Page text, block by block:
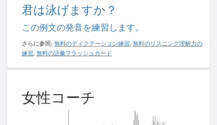
君は泳げますか？
この例文の発音を練習します。
さらに参照: 無料のディクテーション練習, 無料のリスニング理解力の
練習, 無料の語彙フラッシュカード
女性コーチ